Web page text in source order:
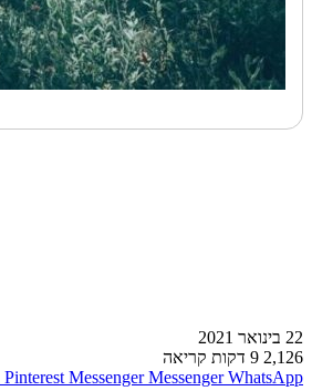
22 בינואר 2021
2,126 9 דקות קריאה
Pinterest Messenger Messenger WhatsApp